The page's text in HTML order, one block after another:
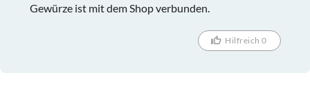
Gewürze ist mit dem Shop verbunden.
Hilfreich 0